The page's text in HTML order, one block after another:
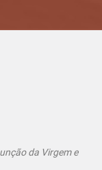
da Virgem e